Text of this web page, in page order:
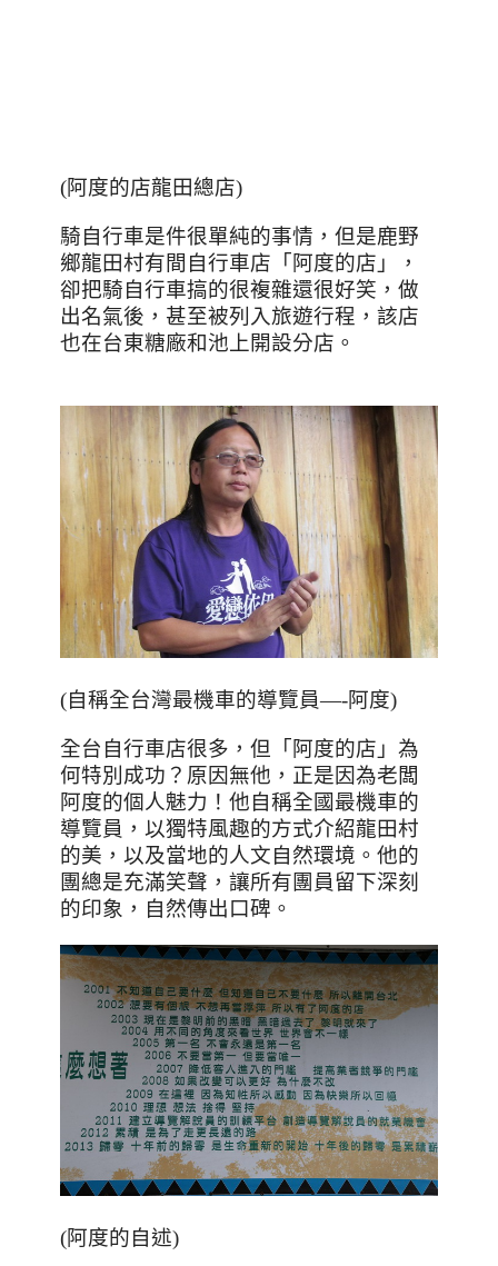
(阿度的店龍田總店)
騎自行車是件很單純的事情，但是鹿野
鄉龍田村有間自行車店「阿度的店」，
卻把騎自行車搞的很複雜還很好笑，做
出名氣後，甚至被列入旅遊行程，該店
也在台東糖廠和池上開設分店。
(自稱全台灣最機車的導覽員—-阿度)
全台自行車店很多，但「阿度的店」為
何特別成功？原因無他，正是因為老闆
阿度的個人魅力！他自稱全國最機車的
導覽員，以獨特風趣的方式介紹龍田村
的美，以及當地的人文自然環境。他的
團總是充滿笑聲，讓所有團員留下深刻
的印象，自然傳出口碑。
(阿度的自述)